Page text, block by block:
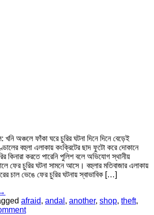
অঞ্চলে ফাঁকা ঘরে চুরির ঘটনা দিনে দিনে বেড়েই
বহুলা এলাকায় কংক্রিটের ছাদ ফুটো করে দোকানে
কিনারা করতে পারেনি পুলিশ বলে অভিযোগ স্থানীয়
ফের চুরির ঘটনা সামনে আসে। বহুলার মতিবাজার এলাকায়
চাল ভেঙে ফের চুরির ঘটনায় স্বাভাবিক […]
afraid, andal , another, shop, theft,